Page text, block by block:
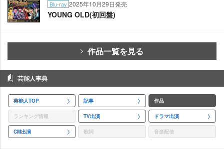
Blu-ray 2025年10月29日発売
YOUNG OLD(初回盤)
作品一覧を見る
芸能人事典
芸能人TOP 記事 作品
ランキング情報 TV出演 ドラマ出演
CM出演 歌詞 音楽配信